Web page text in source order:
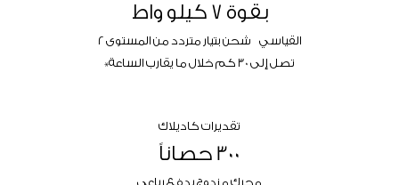
بقوة 7 كيلو واط
القياسي شحن بتيار متردد من المستوى 2
تصل إلى 30 كم خلال ما يقارب الساعة
*
تقديرات كاديلاك
300 حصاناً
محرك مزدوج بدفع رباعي